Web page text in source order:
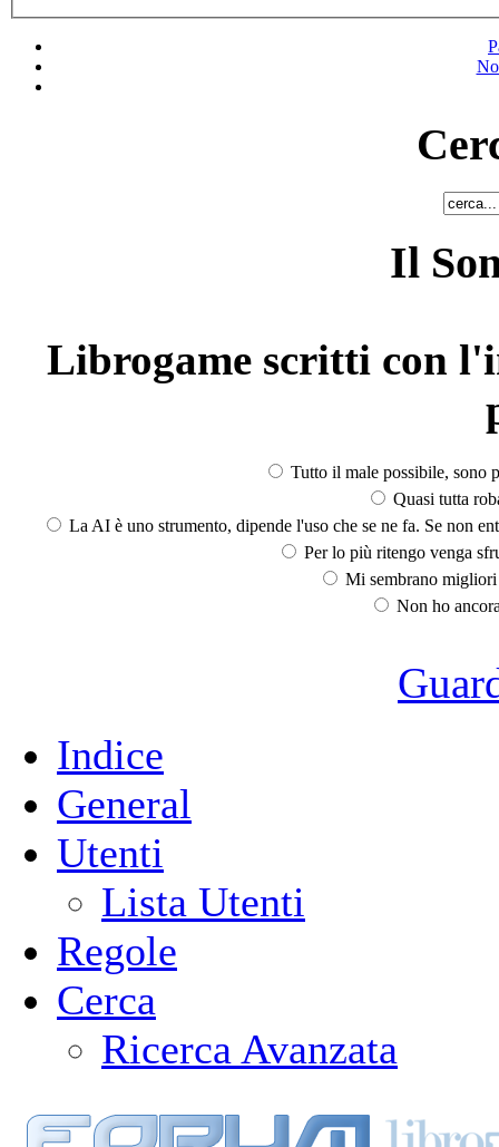
Il
Librogame scritti con
Tutto il male possibile, sono
Quasi tutta
La AI è uno strumento, dipende l'uso che se ne fa. Se non
Per lo più ritengo venga
Mi sembrano
Non ho
Indice
General
Utenti
Lista Utenti
Regole
Cerca
Ricerca Avanzata